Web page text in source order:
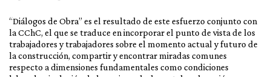
“Diálogos de Obra” es el resultado de este esfuerzo conjunto con
la CChC, el que se traduce en incorporar el punto de vista de los
trabajadores y trabajadores sobre el momento actual y futuro de
la construcción, compartir y encontrar miradas comunes
respecto a dimensiones fundamentales como condiciones